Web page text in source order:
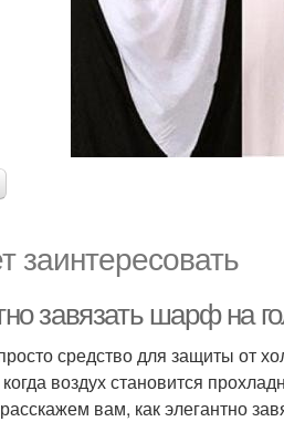
заинтересовать
завязать шарф на
средство для защиты от
воздух становится
вам, как элегантно